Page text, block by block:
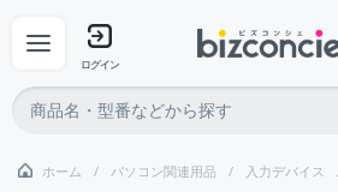
ログイン
ホーム パソコン関連用品 入力デバイス